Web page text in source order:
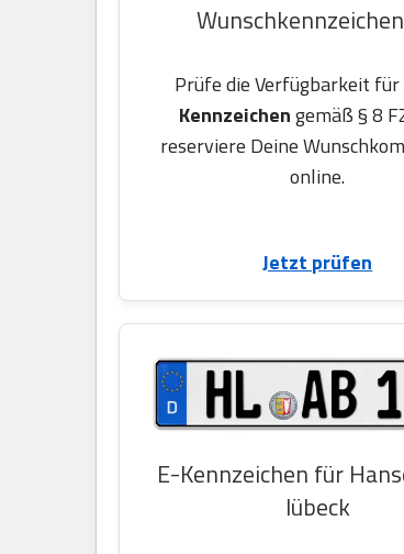
Prüfe die Verfügbarkeit für
Kennzeichengemäß § 8
reserviere Deine
online.
Jetzt prüfen
E-Kennzeichen für
lübeck